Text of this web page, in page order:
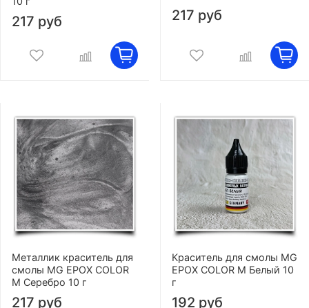
217 руб 217 руб
Металлик краситель для
смолы MG EPOX COLOR
M Серебро 10 г
217 руб
Краситель для смолы MG
EPOX COLOR M Белый 10
г
192 руб